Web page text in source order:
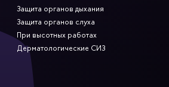
Защита органов дыхания
Защита органов слуха
При высотных работах
Дерматологические СИЗ